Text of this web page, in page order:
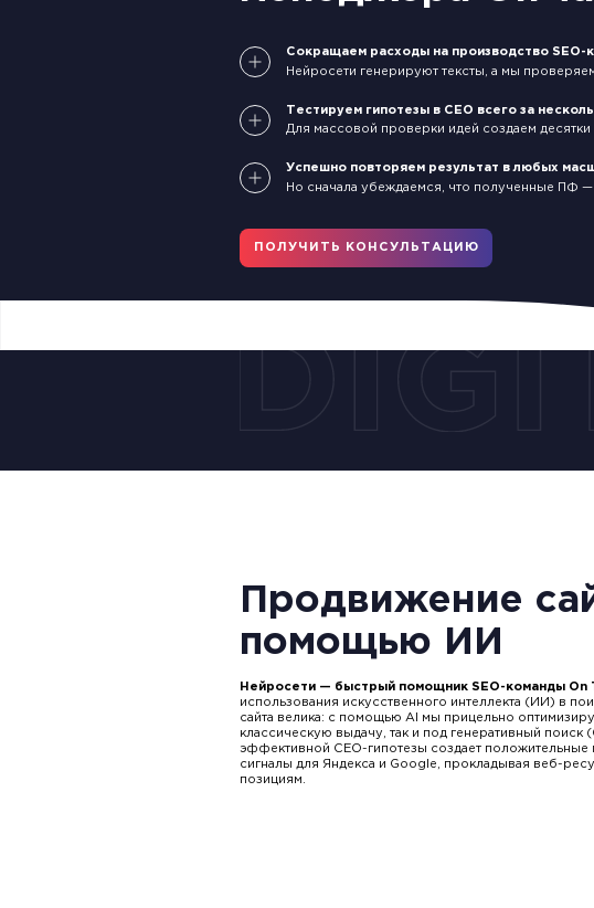
Сокращаем расходы на производство SEO-
Нейросети генерируют тексты, а мы
Тестируем гипотезы в СЕО всего за
Для массовой проверки идей создаем десятки
Успешно повторяем результат в любых
Но сначала убеждаемся, что полученные ПФ —
ПОЛУЧИТЬ КОНСУЛЬТАЦИЮ
Продвижение
помощью ИИ
Нейросети — быстрый помощник SEO-команды On
использования искусственного интеллекта ( ИИ ) в
сайта велика: с помощью AI мы прицельно
классическую выдачу, так и под генеративный поиск
эффективной СЕО-гипотезы создает положительные
сигналы для Яндекса и Google, прокладывая веб-
позициям.